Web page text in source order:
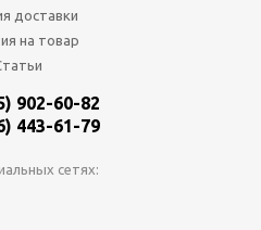
доставки
на товар
902-60-82
443-61-79
сетях: